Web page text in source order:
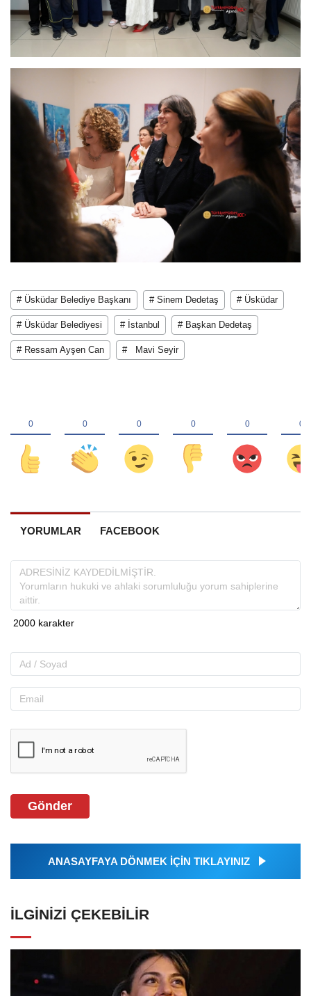
# Üsküdar Belediye Başkanı # Sinem Dedetaş # Üsküdar
# Üsküdar Belediyesi # İstanbul # Başkan Dedetaş
# Ressam Ayşen Can # Mavi Seyir
YORUMLAR FACEBOOK
Gönder
ANASAYFAYA DÖNMEK İÇİN TIKLAYINIZ
İLGINIZI ÇEKEBILIR